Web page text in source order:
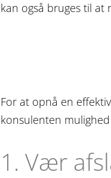
kan også bruges til
For at opnå en
konsulenten
1. Vær